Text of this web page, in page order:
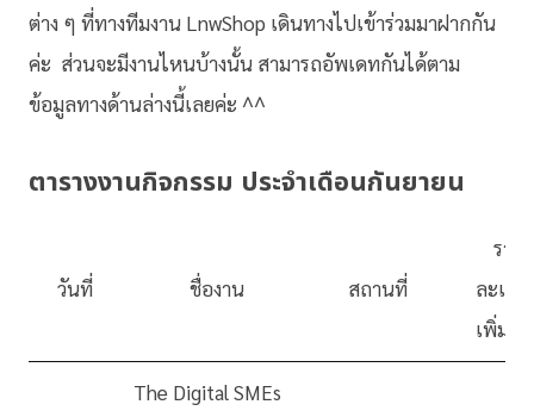
ต่าง ๆ ที่ทางทีมงาน LnwShop เดินทางไปเข้าร่วมมาฝากกัน
ค่ะ ส่วนจะมีงานไหนบ้างนั้น สามารถอัพเดทกันได้ตาม
ข้อมูลทางด้านล่างนี้เลยค่ะ ^^
ตารางงานกิจกรรม ประจำเดือนกันยายน
วันที่ ชื่องาน สถานที่
ราย
ละเอีย
เพิ่มเติ
The Digital SMEs